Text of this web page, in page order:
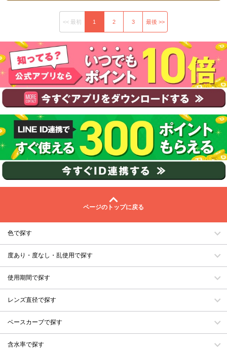
<< 最初 1 2 3 最後 >>
ページのトップに戻る
色で探す
度あり・度なし・乱使用で探す
使用期間で探す
レンズ直径で探す
ベースカーブで探す
含水率で探す